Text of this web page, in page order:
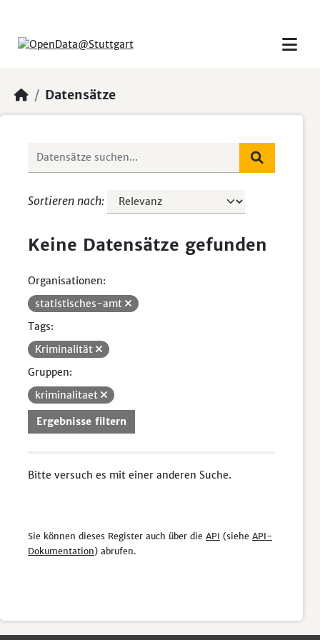
Datensätze
Sortieren nach
Keine Datensätze gefunden
Organisationen:
statistisches-amt
Tags:
Kriminalität
Gruppen:
kriminalitaet
Ergebnisse filtern
Bitte versuch es mit einer anderen Suche.
Sie können dieses Register auch über die API (siehe API-
Dokumentation) abrufen.